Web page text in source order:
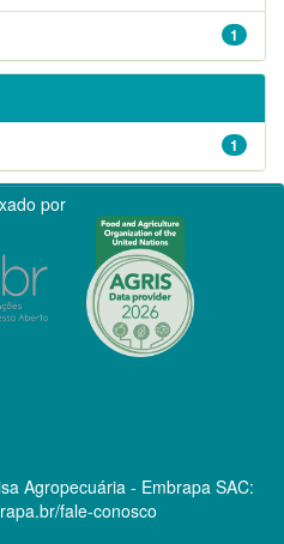
1
1
por
Agropecuária - Embrapa SAC:
fale-conosco